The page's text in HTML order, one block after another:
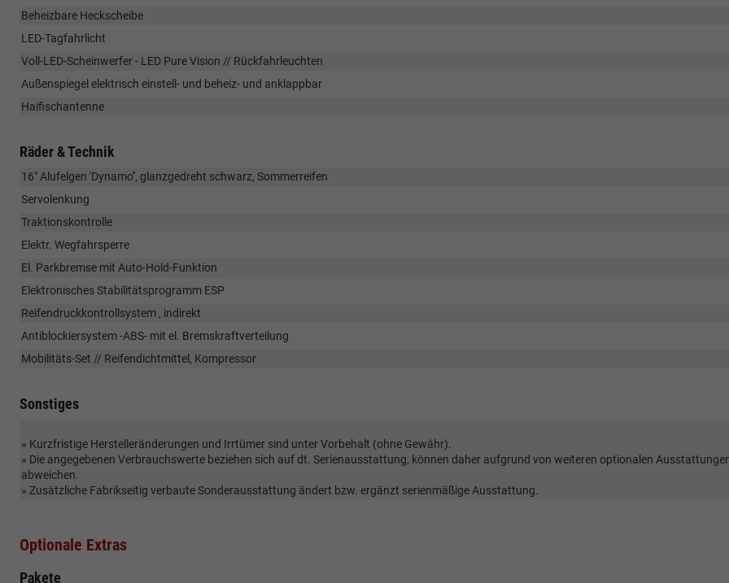
Beheizbare Heckscheibe
LED-Tagfahrlicht
Voll-LED-Scheinwerfer - LED Pure Vision // Rückfahrleuchten
Außenspiegel elektrisch einstell- und beheiz- und anklappbar
Haifischantenne
Räder & Technik
16" Alufelgen 'Dynamo'', glanzgedreht schwarz, Sommerreifen
Servolenkung
Traktionskontrolle
Elektr. Wegfahrsperre
El. Parkbremse mit Auto-Hold-Funktion
Elektronisches Stabilitätsprogramm ESP
Reifendruckkontrollsystem , indirekt
Antiblockiersystem -ABS- mit el. Bremskraftverteilung
Mobilitäts-Set // Reifendichtmittel, Kompressor
Sonstiges
» Kurzfristige Herstelleränderungen und Irrtümer sind unter Vorbehalt (ohne Gewähr).
» Die angegebenen Verbrauchswerte beziehen sich auf dt. Serienausstattung, können daher aufgrund von weiteren optionalen
abweichen.
» Zusätzliche Fabrikseitig verbaute Sonderausstattung ändert bzw. ergänzt serienmäßige Ausstattung.
Optionale Extras
Pakete